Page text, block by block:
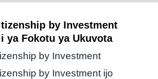
by Investment
ya Fokotu ya Ukuvota
by Investment
by Investment ijo